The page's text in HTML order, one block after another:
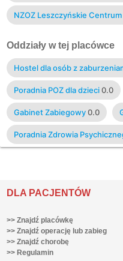
NZOZ Leszczyńskie
Oddziały w tej placówce
Hostel dla osób z
Poradnia POZ dla dzieci 0.0
Gabinet Zabiegowy 0.0
Poradnia Zdrowia
DLA PACJENTÓW
>> Znajdź placówkę
>> Znajdź operację lub zabieg
>> Znajdź chorobę
>> Regulamin